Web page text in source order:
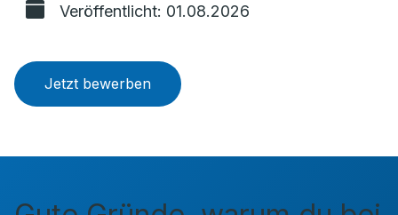
Veröffentlicht: 01.08.2026
Jetzt bewerben